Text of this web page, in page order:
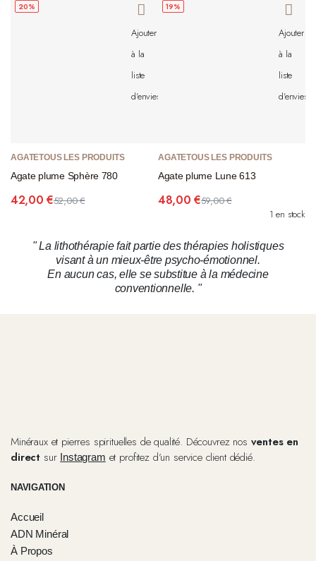
20%
Ajouter
à la
liste
d'envies
AGATETOUS LES PRODUITS
Agate plume Sphère 780
52,00€
42,00€
19%
Ajouter
à la
liste
d'envies
AGATETOUS LES PRODUITS
Agate plume Lune 613
59,00€
48,00€
1 en stock
" La lithothérapie fait partie des thérapies holistiques
visant à un mieux-être psycho-émotionnel.
En aucun cas, elle se substitue à la médecine
conventionnelle. "
Minéraux et pierres spirituelles de qualité. Découvrez nos ventes en
direct sur Instagram et profitez d’un service client dédié.
NAVIGATION
Accueil
ADN Minéral
À Propos